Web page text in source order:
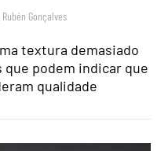
Rubén Gonçalves
textura demasiado
que podem indicar que
qualidade